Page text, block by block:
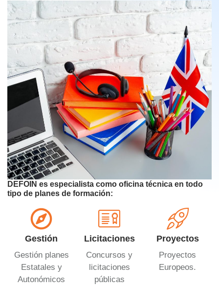
DEFOIN es especialista como oficina técnica en todo
tipo de planes de formación:
Gestión
Gestión planes
Estatales y
Autonómicos
Licitaciones
Concursos y
licitaciones
públicas
Proyectos
Proyectos
Europeos.